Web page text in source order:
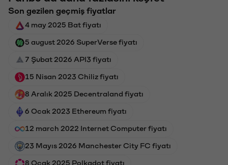
Son gezilen geçmiş fiyatlar
4 may 2025 Bat fiyatı
5 august 2026 SuperVerse fiyatı
7 Şubat 2026 API3 fiyatı
15 Nisan 2023 Chiliz fiyatı
8 Aralık 2025 Decentraland fiyatı
6 Ocak 2023 Ethereum fiyatı
12 march 2022 Internet Computer fiyatı
23 Mayıs 2026 Manchester City FC fiyatı
8 Ocak 2025 Polkadot fiyatı